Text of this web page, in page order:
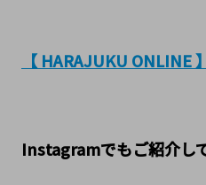
【 HARAJUKU ONLINE 】
Instagramでもご紹介し